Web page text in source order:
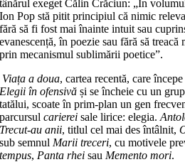
tânărul exeget Călin Crăciun: „În
Ion Pop stă pitit principiul că nimic
fără să fi fost mai înainte intuit sau
evanescență, în poezie sau fără să
prin mecanismul sublimării poetice”.
Viața a doua, cartea recentă, care
Elegii în ofensivă și se încheie cu un
tatălui, scoate în prim-plan un gen
parcursulcarierei sale lirice: elegia.
Trecut-au anii, titlul cel mai des întâlnit,
sub semnul Marii treceri, cu motivele
tempus, Panta rhei sau Memento mori.